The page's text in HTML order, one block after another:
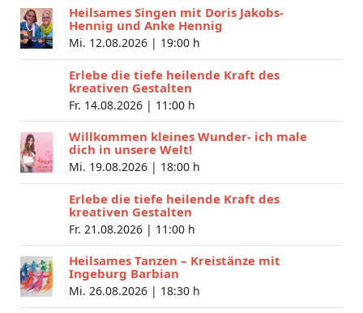
Heilsames Singen mit Doris Jakobs-
Hennig und Anke Hennig
Mi. 12.08.2026 | 19:00 h
Erlebe die tiefe heilende Kraft des
kreativen Gestalten
Fr. 14.08.2026 | 11:00 h
Willkommen kleines Wunder- ich male
dich in unsere Welt!
Mi. 19.08.2026 | 18:00 h
Erlebe die tiefe heilende Kraft des
kreativen Gestalten
Fr. 21.08.2026 | 11:00 h
Heilsames Tanzen – Kreistänze mit
Ingeburg Barbian
Mi. 26.08.2026 | 18:30 h